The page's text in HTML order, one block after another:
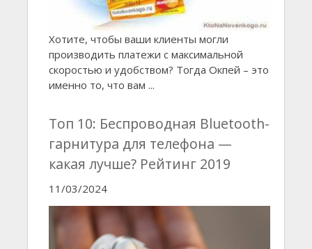
Хотите, чтобы ваши клиенты могли
производить платежи с максимальной
скоростью и удобством? Тогда Окпей – это
именно то, что вам ...
Топ 10: Беспроводная Bluetooth-
гарнитура для телефона —
какая лучше? Рейтинг 2019
11/03/2024